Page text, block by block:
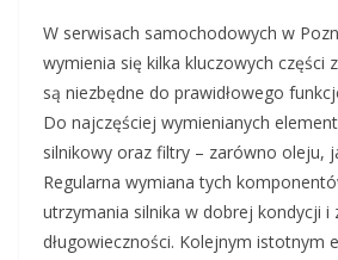
W serwisach samochodowych w
wymienia się kilka kluczowych części
są niezbędne do prawidłowego
Do najczęściej wymienianych
silnikowy oraz filtry – zarówno oleju,
Regularna wymiana tych
utrzymania silnika w dobrej kondycji i
długowieczności. Kolejnym istotnym